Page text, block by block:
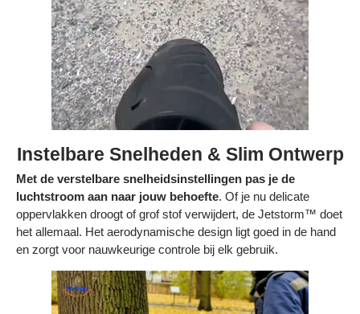
Instelbare Snelheden & Slim Ontwerp
Met de verstelbare snelheidsinstellingen pas je de
luchtstroom aan naar jouw behoefte. Of je nu delicate
oppervlakken droogt of grof stof verwijdert, de Jetstorm™ doet
het allemaal. Het aerodynamische design ligt goed in de hand
en zorgt voor nauwkeurige controle bij elk gebruik.